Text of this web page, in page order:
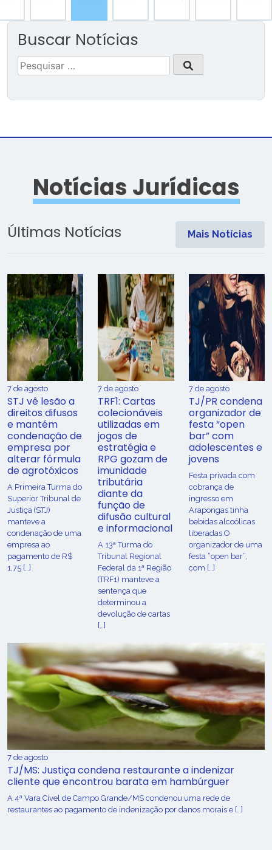
Buscar Notícias
Pesquisar
por:
Notícias Jurídicas
Últimas Notícias Mais Notícias
7 de agosto
STJ vê lesão a
direitos difusos
e mantém
condenação de
empresa por
alterar fórmula
de agrotóxicos
​A Primeira Turma do
Superior Tribunal de
Justiça (STJ)
manteve a
condenação de uma
empresa ao
pagamento de R$
1,75 […]
7 de agosto
TRF1: Cartas
colecionáveis
utilizadas em
jogos de
estratégia e
RPG gozam de
imunidade
tributária
diante da
função de
difusão cultural
e informacional
A 13ª Turma do
Tribunal Regional
Federal da 1ª Região
(TRF1) manteve a
sentença que
determinou a
devolução de cartas
[…]
7 de agosto
TJ/PR condena
organizador de
festa “open
bar” com
adolescentes e
jovens
Festa privada com
cobrança de
ingresso em
Arapongas tinha
bebidas alcoólicas
liberadas O
organizador de uma
festa “open bar”,
com […]
7 de agosto
TJ/MS: Justiça condena restaurante a indenizar
cliente que encontrou barata em hambúrguer
A 4ª Vara Cível de Campo Grande/MS condenou uma rede de
restaurantes ao pagamento de indenização por danos morais e […]